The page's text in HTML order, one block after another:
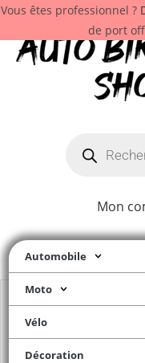
Vous êtes professionnel ?
de port
Mon
Automobile
Moto
Vélo
Décoration